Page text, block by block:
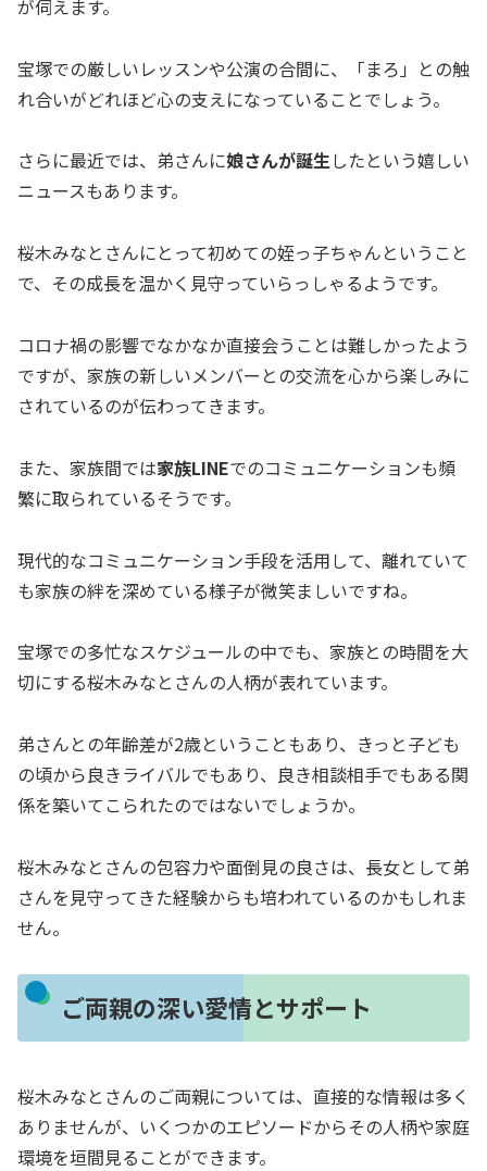
が伺えます。
宝塚での厳しいレッスンや公演の合間に、「まろ」との触
れ合いがどれほど心の支えになっていることでしょう。
さらに最近では、弟さんに娘さんが誕生したという嬉しい
ニュースもあります。
桜木みなとさんにとって初めての姪っ子ちゃんということ
で、その成長を温かく見守っていらっしゃるようです。
コロナ禍の影響でなかなか直接会うことは難しかったよう
ですが、家族の新しいメンバーとの交流を心から楽しみに
されているのが伝わってきます。
また、家族間では家族LINEでのコミュニケーションも頻
繁に取られているそうです。
現代的なコミュニケーション手段を活用して、離れていて
も家族の絆を深めている様子が微笑ましいですね。
宝塚での多忙なスケジュールの中でも、家族との時間を大
切にする桜木みなとさんの人柄が表れています。
弟さんとの年齢差が2歳ということもあり、きっと子ども
の頃から良きライバルでもあり、良き相談相手でもある関
係を築いてこられたのではないでしょうか。
桜木みなとさんの包容力や面倒見の良さは、長女として弟
さんを見守ってきた経験からも培われているのかもしれま
せん。
ご両親の深い愛情とサポート
桜木みなとさんのご両親については、直接的な情報は多く
ありませんが、いくつかのエピソードからその人柄や家庭
環境を垣間見ることができます。